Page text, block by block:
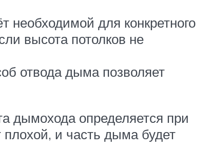
необходимой для конкретного
высота потолков не
отвода дыма позволяет
дымохода определяется при
и часть дыма будет